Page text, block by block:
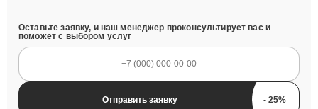
Оставьте заявку, и наш менеджер проконсультирует вас и
поможет с выбором услуг
Отправить заявку